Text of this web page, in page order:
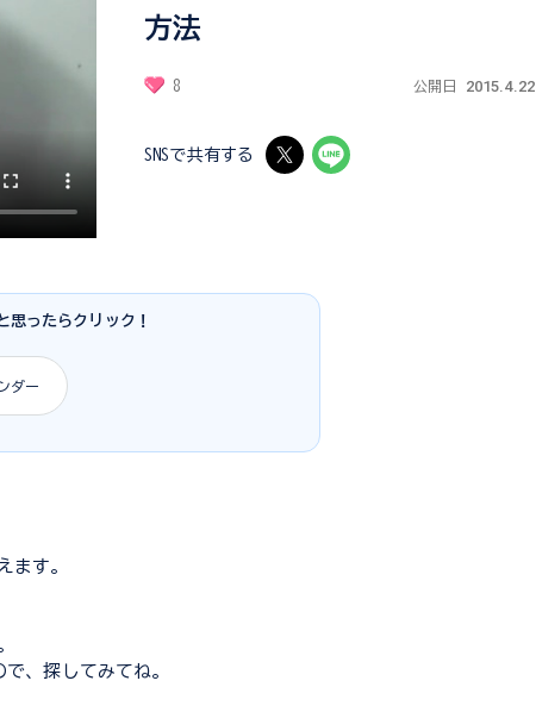
方法
8 公開日 2015.4.22
SNSで共有する
思ったらクリック！
ダー
ます。
、探してみてね。